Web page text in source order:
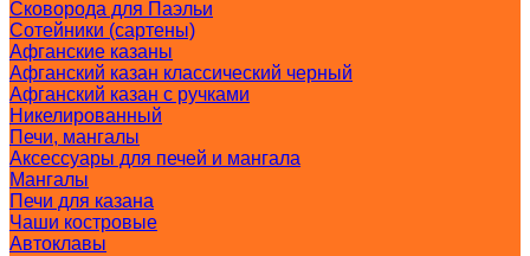
Сковорода для Паэльи
Сотейники (сартены)
Афганские казаны
Афганский казан классический черный
Афганский казан с ручками
Никелированный
Печи, мангалы
Аксессуары для печей и мангала
Мангалы
Печи для казана
Чаши костровые
Автоклавы